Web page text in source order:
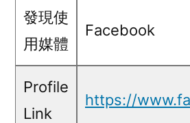
發現使
用媒體
Facebook
Profile
Link
https://